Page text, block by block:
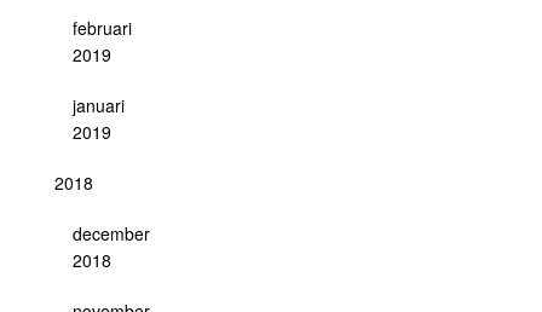
februari
2019
januari
2019
2018
december
2018